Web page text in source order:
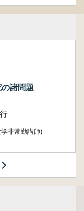
諸問題
学非常勤講師)